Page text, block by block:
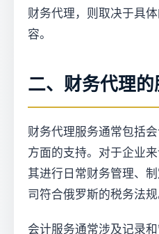
财务代理，则取决于具
容。
二、财务代理
财务代理服务通常包括
方面的支持。对于企业
其进行日常财务管理、
司符合俄罗斯的税务法规
会计服务通常涉及记录